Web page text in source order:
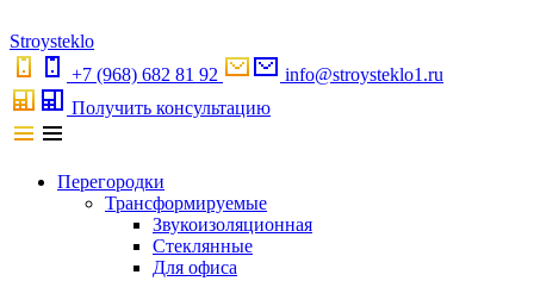
Stroysteklo
+7 (968) 682 81 92
info@stroysteklo1.ru
Получить консультацию
Перегородки
Трансформируемые
Звукоизоляционная
Стеклянные
Для офиса